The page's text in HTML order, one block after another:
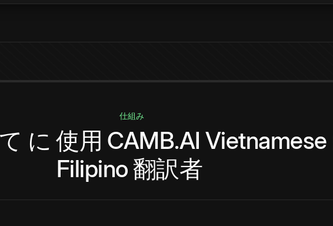
仕組み
に 使用 CAMB.AI Vietnamese
Filipino 翻訳者